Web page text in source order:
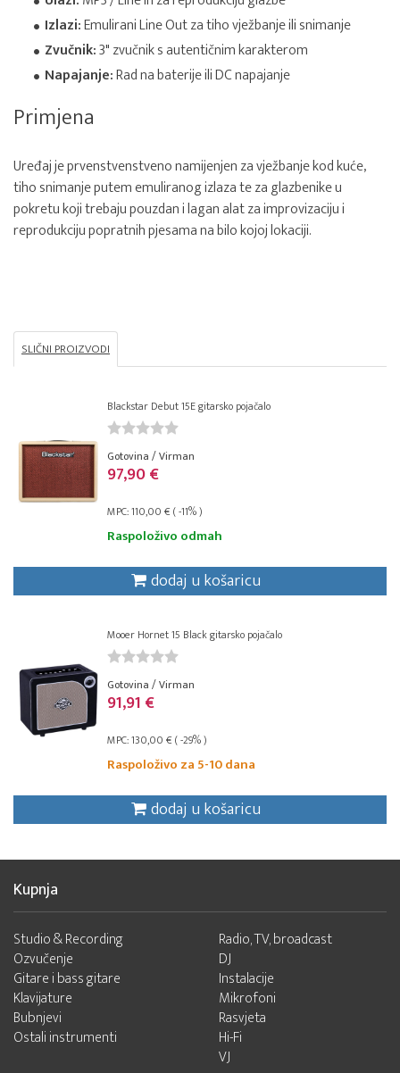
Izlazi:Emulirani Line Out za tiho vježbanje ili snimanje
Zvučnik:3" zvučnik s autentičnim karakterom
Napajanje:Rad na baterije ili DC napajanje
Primjena
Uređaj je prvenstvenstveno namijenjen za vježbanje kod kuće,
tiho snimanje putem emuliranog izlaza te za glazbenike u
pokretu koji trebaju pouzdan i lagan alat za improvizaciju i
reprodukciju popratnih pjesama na bilo kojoj lokaciji.
SLIČNI PROIZVODI
Blackstar Debut 15E gitarsko pojačalo
Gotovina / Virman
97,90 €
MPC: 110,00 € ( -11% )
Raspoloživo odmah
dodaj u košaricu
Mooer Hornet 15 Black gitarsko pojačalo
Gotovina / Virman
91,91 €
MPC: 130,00 € ( -29% )
Raspoloživo za 5-10 dana
dodaj u košaricu
Kupnja
Studio & Recording
Ozvučenje
Gitare i bass gitare
Klavijature
Bubnjevi
Ostali instrumenti
Radio, TV, broadcast
DJ
Instalacije
Mikrofoni
Rasvjeta
Hi-Fi
VJ